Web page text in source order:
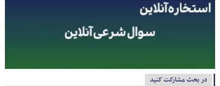
در بحث مشارکت کنید